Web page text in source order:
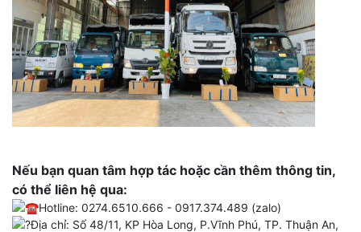
Nếu bạn quan tâm hợp tác hoặc cần thêm thông tin,
có thể liên hệ qua:
Hotline: 0274.6510.666 - 0917.374.489 (zalo)
Địa chỉ: Số 48/11, KP Hòa Long, P.Vĩnh Phú, TP. Thuận An,